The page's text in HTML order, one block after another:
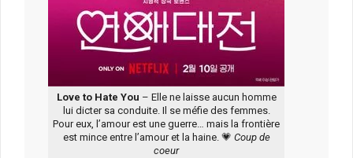
Love to Hate You – Elle ne laisse aucun homme
lui dicter sa conduite. Il se méfie des femmes.
Pour eux, l’amour est une guerre… mais la frontière
est mince entre l’amour et la haine. 💗 Coup de
coeur